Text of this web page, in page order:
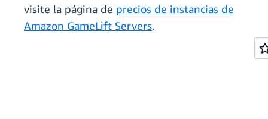
visite la página de precios de instancias de
Amazon GameLift Servers.